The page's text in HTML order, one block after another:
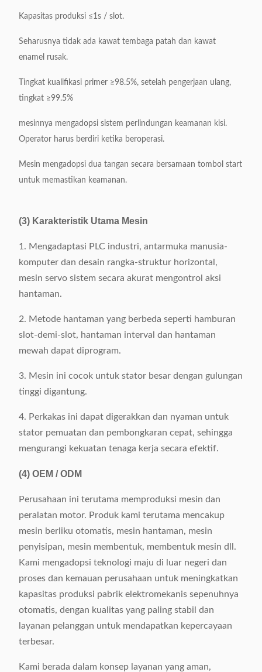
Kapasitas produksi ≤1s / slot.
Seharusnya tidak ada kawat tembaga patah dan kawat
enamel rusak.
Tingkat kualifikasi primer ≥98.5%, setelah pengerjaan ulang,
tingkat ≥99.5%
mesinnya mengadopsi sistem perlindungan keamanan kisi.
Operator harus berdiri ketika beroperasi.
Mesin mengadopsi dua tangan secara bersamaan tombol start
untuk memastikan keamanan.
(3) Karakteristik Utama Mesin
1. Mengadaptasi PLC industri, antarmuka manusia-
komputer dan desain rangka-struktur horizontal,
mesin servo sistem secara akurat mengontrol aksi
hantaman.
2. Metode hantaman yang berbeda seperti hamburan
slot-demi-slot, hantaman interval dan hantaman
mewah dapat diprogram.
3. Mesin ini cocok untuk stator besar dengan gulungan
tinggi digantung.
4. Perkakas ini dapat digerakkan dan nyaman untuk
stator pemuatan dan pembongkaran cepat, sehingga
mengurangi kekuatan tenaga kerja secara efektif.
(4) OEM / ODM
Perusahaan ini terutama memproduksi mesin dan
peralatan motor. Produk kami terutama mencakup
mesin berliku otomatis, mesin hantaman, mesin
penyisipan, mesin membentuk, membentuk mesin dll.
Kami mengadopsi teknologi maju di luar negeri dan
proses dan kemauan perusahaan untuk meningkatkan
kapasitas produksi pabrik elektromekanis sepenuhnya
otomatis, dengan kualitas yang paling stabil dan
layanan pelanggan untuk mendapatkan kepercayaan
terbesar.
Kami berada dalam konsep layanan yang aman,